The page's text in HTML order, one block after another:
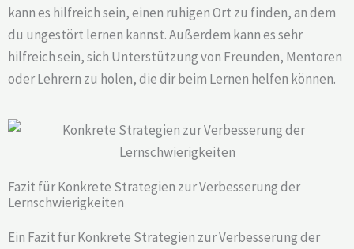
kann es hilfreich sein, einen ruhigen Ort zu finden, an dem
du ungestört lernen kannst. Außerdem kann es sehr
hilfreich sein, sich Unterstützung von Freunden, Mentoren
oder Lehrern zu holen, die dir beim Lernen helfen können.
Fazit für Konkrete Strategien zur Verbesserung der
Lernschwierigkeiten
Ein Fazit für Konkrete Strategien zur Verbesserung der